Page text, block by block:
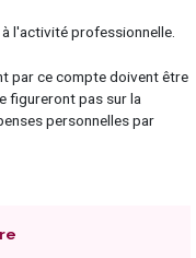
l'activité professionnelle.
par ce compte doivent être
figureront pas sur la
personnelles par